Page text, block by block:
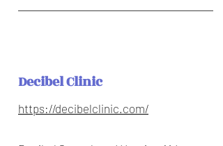
Decibel Clinic
https://decibelclinic.com/